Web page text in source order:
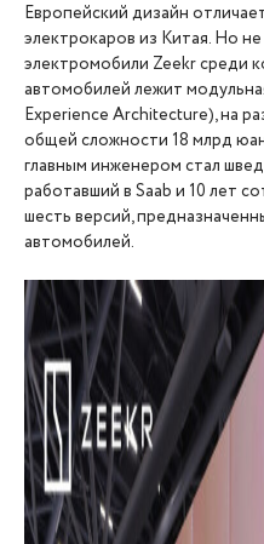
Европейский дизайн
электрокаров из Китая. Но
электромобили Zeekr среди
автомобилей лежит
Experience Architecture), на
общей сложности 18 млрд
главным инженером стал
работавший в Saab и 10 лет
шесть версий,
автомобилей.